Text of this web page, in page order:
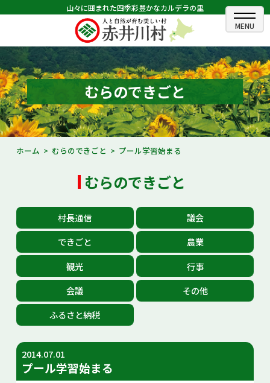
山々に囲まれた四季彩豊かなカルデラの里
ホーム
むらのできごと
むらのプロフィール
くらしの情報
観光・イベント情報
あかいがわ広報
お問い合せ
Select Language
むらのできごと
ホーム むらのできごと プール学習始まる
むらのできごと
村長通信
議会
できごと
農業
観光
行事
会議
その他
ふるさと納税
2014.07.01
プール学習始まる